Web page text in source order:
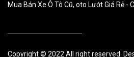
Mua Bán Xe Ô Tô Cũ, oto Lướt Giá Rẻ -
Copyright © 2022 All right reserved.